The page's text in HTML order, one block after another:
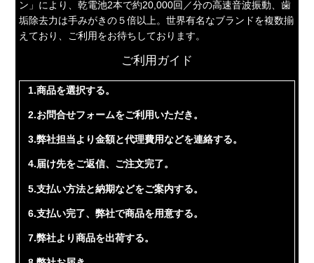
ン」により、乾電池2本で約20,000回／分の高速音波振動、歯
垢除去力は手みがきの５倍以上。世界有名なブランドを複数揃
えており、ご利用をお待ちしております。
ご利用ガイド
1.商品を選択する。
2.お問合せフォームをご利用いただき。
3.弊社担当より金額と代理費用などを連絡する。
4.届け先をご返信、ご注文完了。
5.支払い方法と納期などをご案内する。
6.支払い完了、弊社で商品を用意する。
7.弊社より商品を出荷する。